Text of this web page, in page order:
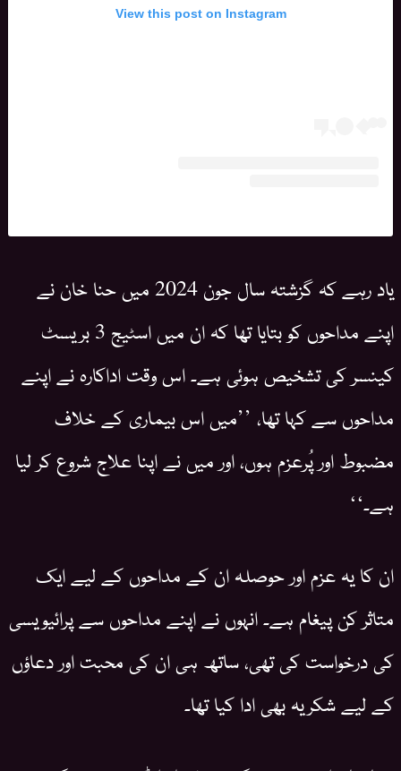
View this post on Instagram
یاد رہے کہ گزشتہ سال جون 2024 میں حنا خان نے
اپنے مداحوں کو بتایا تھا کہ ان میں اسٹیج 3 بریسٹ
کینسر کی تشخیص ہوئی ہے۔ اس وقت اداکارہ نے اپنے
مداحوں سے کہا تھا، ’’میں اس بیماری کے خلاف
مضبوط اور پُرعزم ہوں، اور میں نے اپنا علاج شروع کر لیا
ہے۔‘‘
ان کا یہ عزم اور حوصلہ ان کے مداحوں کے لیے ایک
متاثر کن پیغام ہے۔ انہوں نے اپنے مداحوں سے پرائیویسی
کی درخواست کی تھی، ساتھ ہی ان کی محبت اور دعاؤں
کے لیے شکریہ بھی ادا کیا تھا۔